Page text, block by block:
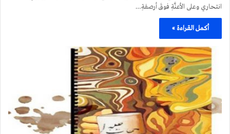
انتحاري وعلى الأعنَّةِ فوقَ أرصفةِ…
أكمل القراءة »